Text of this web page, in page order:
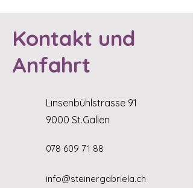
Kontakt und
Anfahrt
Linsenbühlstrasse 91
9000 St.Gallen
078 609 71 88
info@steinergabriela.ch